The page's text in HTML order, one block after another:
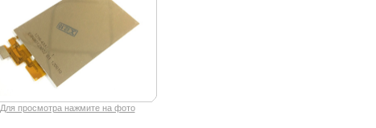
Для просмотра нажмите на фото